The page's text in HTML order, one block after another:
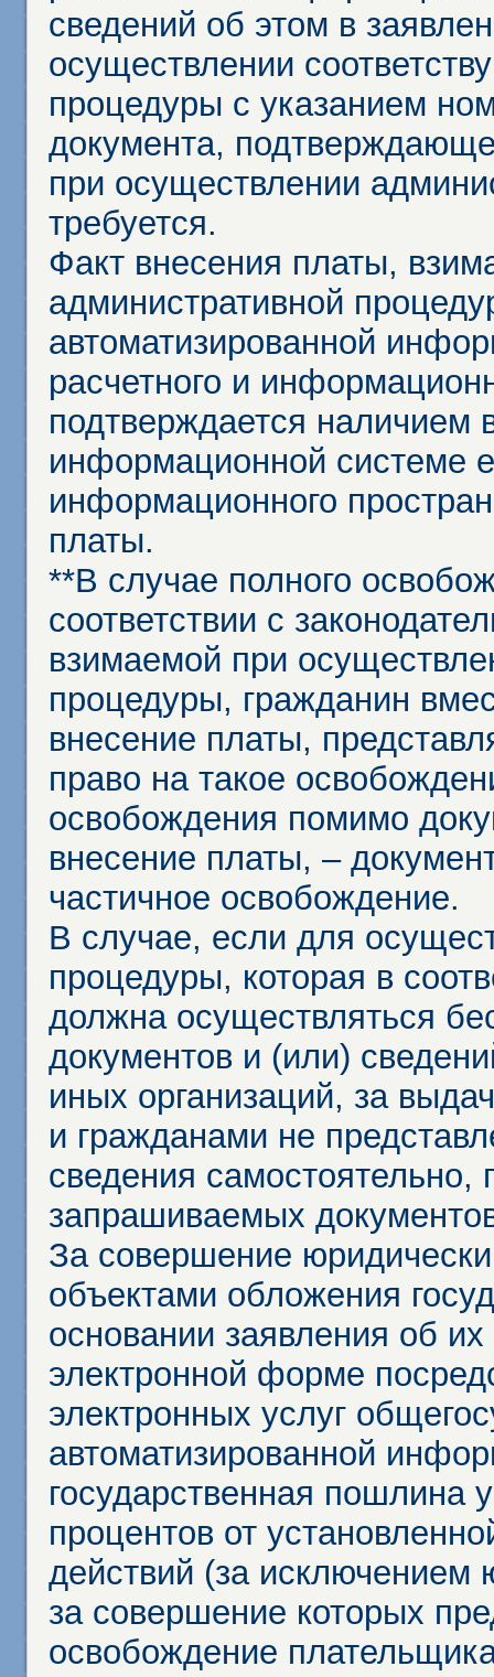
сведений об этом в
осуществлении
процедуры с указанием
документа,
при осуществлении
требуется.
Факт внесения платы,
административной
автоматизированной
расчетного и
подтверждается наличием
информационной системе
информационного
платы.
**В случае полного
соответствии с
взимаемой при
процедуры, гражданин
внесение платы,
право на такое
освобождения помимо
внесение платы, –
частичное освобождение.
В случае, если для
процедуры, которая в
должна осуществляться
документов и (или)
иных организаций, за
и гражданами не
сведения
запрашиваемых
За совершение
объектами обложения
основании заявления об
электронной форме
электронных услуг
автоматизированной
государственная пошлина
процентов от
действий (за исключением
за совершение которых
освобождение